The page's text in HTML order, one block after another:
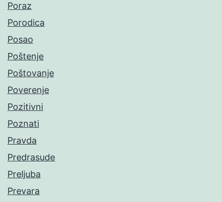
Poraz
Porodica
Posao
Poštenje
Poštovanje
Poverenje
Pozitivni
Poznati
Pravda
Predrasude
Preljuba
Prevara